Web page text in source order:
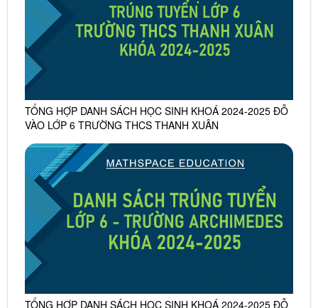
TỔNG HỢP DANH SÁCH HỌC SINH KHOÁ 2024-2025 ĐỖ
VÀO LỚP 6 TRƯỜNG THCS THANH XUÂN
TỔNG HỢP DANH SÁCH HỌC SINH KHOÁ 2024-2025 ĐỖ